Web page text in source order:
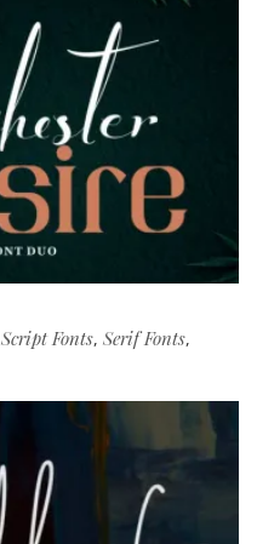
Script Fonts, Serif Fonts,